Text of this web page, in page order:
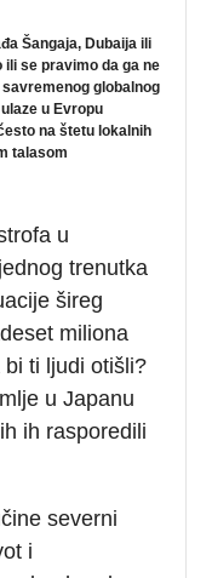
Šangaja, Dubaija ili
ili se pravimo da ga ne
globalnog
u Evropu
na štetu lokalnih
talasom
u
trenutka
šireg
miliona
ti ljudi otišli?
u Japanu
ih rasporedili
severni
i